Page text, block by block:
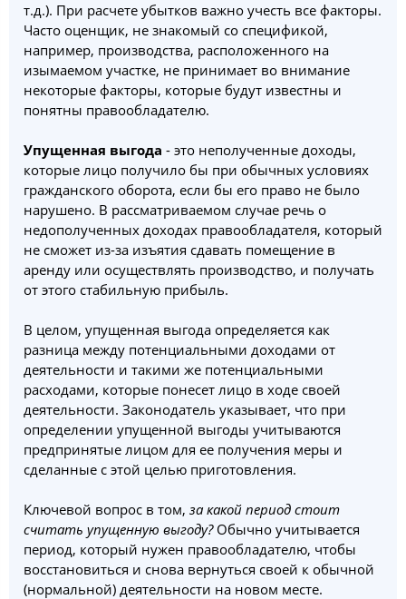
т.д.). При расчете убытков важно учесть все факторы.
Часто оценщик, не знакомый со спецификой,
например, производства, расположенного на
изымаемом участке, не принимает во внимание
некоторые факторы, которые будут известны и
понятны правообладателю.
Упущенная выгода - это неполученные доходы,
которые лицо получило бы при обычных условиях
гражданского оборота, если бы его право не было
нарушено. В рассматриваемом случае речь о
недополученных доходах правообладателя, который
не сможет из-за изъятия сдавать помещение в
аренду или осуществлять производство, и получать
от этого стабильную прибыль.
В целом, упущенная выгода определяется как
разница между потенциальными доходами от
деятельности и такими же потенциальными
расходами, которые понесет лицо в ходе своей
деятельности. Законодатель указывает, что при
определении упущенной выгоды учитываются
предпринятые лицом для ее получения меры и
сделанные с этой целью приготовления.
Ключевой вопрос в том, за какой период стоит
считать упущенную выгоду?Обычно учитывается
период, который нужен правообладателю, чтобы
восстановиться и снова вернуться своей к обычной
(нормальной) деятельности на новом месте.